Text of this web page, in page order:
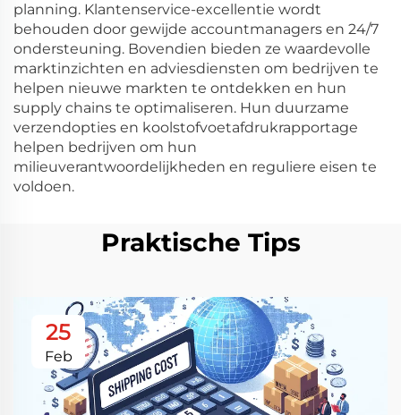
planning. Klantenservice-excellentie wordt
behouden door gewijde accountmanagers en 24/7
ondersteuning. Bovendien bieden ze waardevolle
marktinzichten en adviesdiensten om bedrijven te
helpen nieuwe markten te ontdekken en hun
supply chains te optimaliseren. Hun duurzame
verzendopties en koolstofvoetafdrukrapportage
helpen bedrijven om hun
milieuverantwoordelijkheden en reguliere eisen te
voldoen.
Praktische Tips
25
Feb